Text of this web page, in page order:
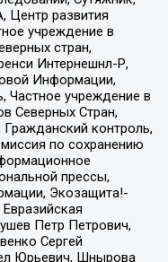
развития
учреждение в
стран,
Интернешнл-Р,
Информации,
Частное учреждение в
Северных Стран,
контроль,
по сохранению
прессы,
Экозащита!-
Петр Петрович,
Сергей
Юрьевич, Шнырова